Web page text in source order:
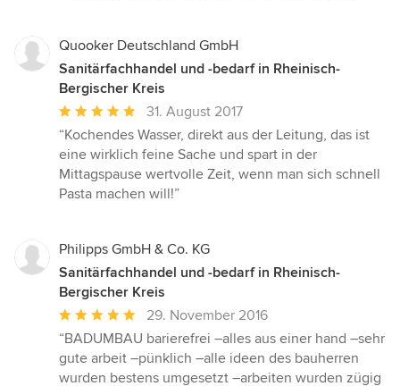
Sternen
Quooker Deutschland GmbH
Sanitärfachhandel und -bedarf in Rheinisch-
Bergischer Kreis
Durchschnittliche
Bewertung:
5
von
5
31. August 2017
“Kochendes Wasser, direkt aus der Leitung, das ist
eine wirklich feine Sache und spart in der
Mittagspause wertvolle Zeit, wenn man sich schnell
Pasta machen will!”
Philipps GmbH & Co. KG
Sanitärfachhandel und -bedarf in Rheinisch-
Bergischer Kreis
Durchschnittliche
Bewertung:
5
von
29. November 2016
“BADUMBAU barierefrei –alles aus einer hand –sehr
gute arbeit –pünklich –alle ideen des bauherren
wurden bestens umgesetzt –arbeiten wurden zügig